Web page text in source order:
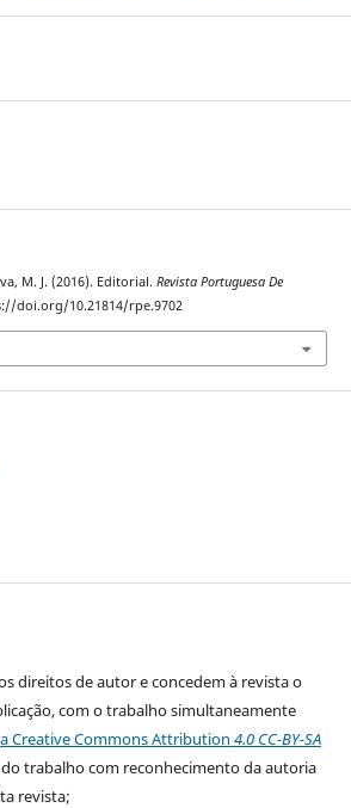
M. J. (2016). Editorial. Revista Portuguesa De
doi.org/10.21814/rpe.9702
direitos de autor e concedem à revista o
com o trabalho simultaneamente
Creative Commons Attribution 4.0 CC-BY-SA
trabalho com reconhecimento da autoria
revista;